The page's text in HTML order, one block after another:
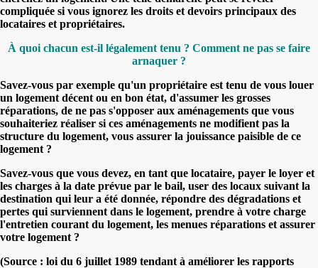
compliquée si vous ignorez les droits et devoirs principaux des
locataires et propriétaires.
À quoi chacun est-il légalement tenu ? Comment ne pas se faire
arnaquer ?
Savez-vous par exemple qu'un propriétaire est tenu de vous louer
un logement décent ou en bon état, d'assumer les grosses
réparations, de ne pas s'opposer aux aménagements que vous
souhaiteriez réaliser si ces aménagements ne modifient pas la
structure du logement, vous assurer la jouissance paisible de ce
logement ?
Savez-vous que vous devez, en tant que locataire, payer le loyer et
les charges à la date prévue par le bail, user des locaux suivant la
destination qui leur a été donnée, répondre des dégradations et
pertes qui surviennent dans le logement, prendre à votre charge
l'entretien courant du logement, les menues réparations et assurer
votre logement ?
(Source : loi du 6 juillet 1989 tendant à améliorer les rapports